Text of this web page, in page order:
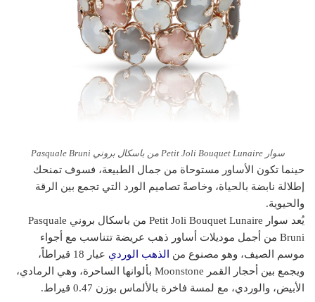
سوار Petit Joli Bouquet Lunaire من باسكال بروني Pasquale Bruni
حينما تكون الأساور مستوحاة من جمال الطبيعة، فسوف تمنحك
إطلالة نابضة بالحياة، وخاصةً تصاميم الورد التي تجمع بين الرقة
والحيوية.
يُعد سوار Petit Joli Bouquet Lunaire من باسكال بروني Pasquale
Bruni من أجمل موديلات أساور ذهب عريضة تتناسب مع أجواء
موسم الصيف، وهو مصنوع من
الذهب الوردي
عيار 18 قيراطاً،
ويجمع بين أحجار القمر Moonstone بألوانها الساحرة، وهي الرمادي،
الأبيض، والوردي، مع لمسة فاخرة بالألماس بوزن 0.47 قيراط.